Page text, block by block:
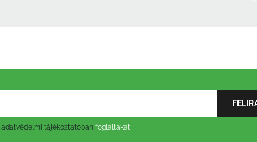
adatvédelmi tájékoztatóban foglaltakat!